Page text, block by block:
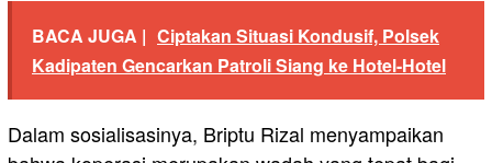
BACA JUGA | Ciptakan Situasi Kondusif, Polsek
Kadipaten Gencarkan Patroli Siang ke Hotel-Hotel
Dalam sosialisasinya, Briptu Rizal menyampaikan